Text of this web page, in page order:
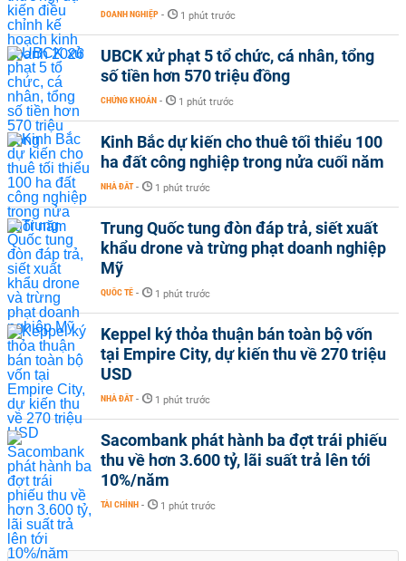
DOANH NGHIỆP - 1 phút trước
UBCK xử phạt 5 tổ chức, cá nhân, tổng
số tiền hơn 570 triệu đồng
CHỨNG KHOÁN - 1 phút trước
Kinh Bắc dự kiến cho thuê tối thiểu 100
ha đất công nghiệp trong nửa cuối năm
NHÀ ĐẤT - 1 phút trước
Trung Quốc tung đòn đáp trả, siết xuất
khẩu drone và trừng phạt doanh nghiệp
Mỹ
QUỐC TẾ - 1 phút trước
Keppel ký thỏa thuận bán toàn bộ vốn
tại Empire City, dự kiến thu về 270 triệu
USD
NHÀ ĐẤT - 1 phút trước
Sacombank phát hành ba đợt trái phiếu
thu về hơn 3.600 tỷ, lãi suất trả lên tới
10%/năm
TÀI CHÍNH - 1 phút trước